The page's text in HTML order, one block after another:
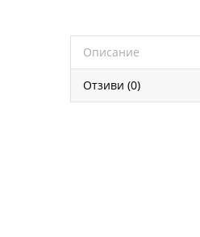
Описание
Отзиви (0)